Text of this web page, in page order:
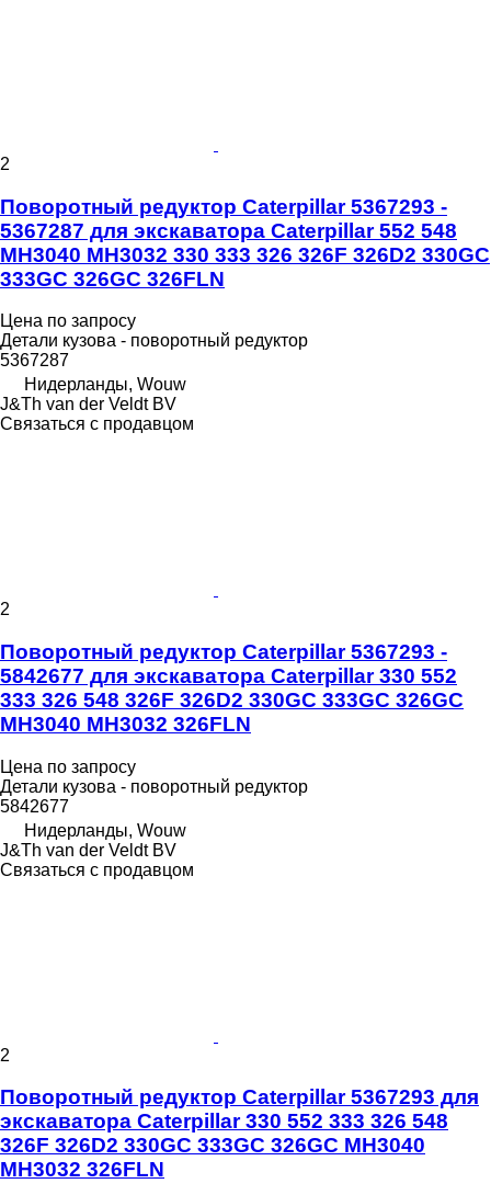
2
Поворотный редуктор Caterpillar 5367293 -
5367287 для экскаватора Caterpillar 552 548
MH3040 MH3032 330 333 326 326F 326D2 330GC
333GC 326GC 326FLN
Цена по запросу
Детали кузова - поворотный редуктор
5367287
Нидерланды, Wouw
J&Th van der Veldt BV
Связаться с продавцом
2
Поворотный редуктор Caterpillar 5367293 -
5842677 для экскаватора Caterpillar 330 552
333 326 548 326F 326D2 330GC 333GC 326GC
MH3040 MH3032 326FLN
Цена по запросу
Детали кузова - поворотный редуктор
5842677
Нидерланды, Wouw
J&Th van der Veldt BV
Связаться с продавцом
2
Поворотный редуктор Caterpillar 5367293 для
экскаватора Caterpillar 330 552 333 326 548
326F 326D2 330GC 333GC 326GC MH3040
MH3032 326FLN